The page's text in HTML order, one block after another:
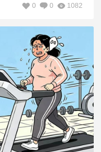
1082
0
0